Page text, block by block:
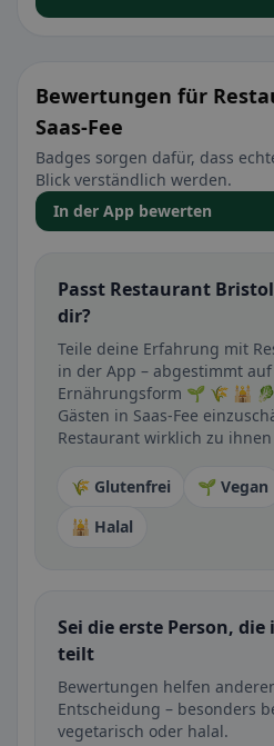
Bewertungen für
Saas-Fee
Badges sorgen dafür, dass
Blick verständlich werden.
In der App bewerten
Passt Restaurant Bristol
dir?
Teile deine Erfahrung mit
in der App – abgestimmt
Ernährungsform 🌱 🌾 🕌
Gästen in Saas-Fee
Restaurant wirklich zu
🌾 Glutenfrei 🌱 Vegan
🕌 Halal
Sei die erste Person,
teilt
Bewertungen helfen
Entscheidung – besonders
vegetarisch oder halal.